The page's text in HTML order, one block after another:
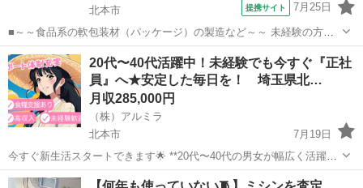
北本市
提携サイト 7月25日
■～～食品系の軟包装材（パッケージ）の製造など～～ 未経験の方歓
迎！ 丁寧な研修があるので初めての方も安心◎ 食品向けの袋をつくる
お仕事をお任せします！ シンプルな繰り返し作業がメインです♪ ＜具
体的には…＞ ◆検査...
埼玉 北本市 工場
20代〜40代活躍中！未経験でも今すぐ『正社
員』へ★安定した毎日を！ 埼玉県北…
月収285,000円
（株）アルミラ
北本市
7月19日
今すぐ新生活スタートできます🌟 **20代〜40代の男女が幅広く活躍
中！**未経験の方も歓迎です！ 〇●LINEからの応募が可能になりまし
埼玉 北本市 工場